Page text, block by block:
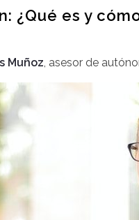
¿Qué es y
Muñoz, asesor de